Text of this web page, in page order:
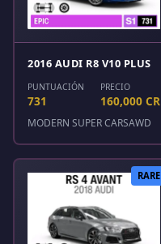
2016 AUDI R8 V10 PLUS
PUNTUACIÓN
731
PRECIO
160,000 CR
MODERN SUPER CARSAWD
RARE